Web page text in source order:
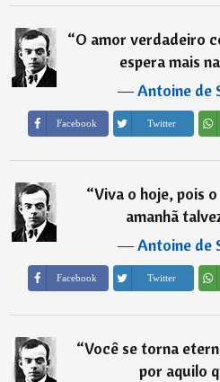
“O amor verdadeiro
espera mais
―Antoine de
Facebook Twitter
“Viva o hoje, pois
amanhã
―Antoine de
Facebook Twitter
“Você se torna
por aquilo